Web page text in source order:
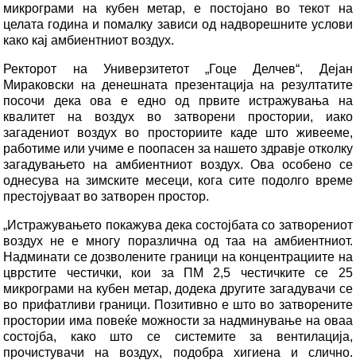
микрограми на кубен метар, е постојано во текот на
целата година и помалку зависи од надворешните услови
како кај амбиентниот воздух.
Ректорот на Универзитетот „Гоце Делчев“, Дејан
Мираковски на денешната презентација на резултатите
посочи дека ова е едно од првите истражувања на
квалитет на воздух во затворени простории, иако
загадениот воздух во просториите каде што живееме,
работиме или учиме е поопасен за нашето здравје отколку
загадувањето на амбиентниот воздух. Ова особено се
однесува на зимските месеци, кога сите подолго време
престојуваат во затворен простор.
„Истражувањето покажува дека состојбата со затворениот
воздух не е многу поразлична од таа на амбиентниот.
Надминати се дозволените граници на концентрациите на
цврстите честички, кои за ПМ 2,5 честичките се 25
микрограми на кубен метар, додека другите загадувачи се
во прифатливи граници. Позитивно е што во затворените
простории има повеќе можности за надминување на оваа
состојба, како што се системите за вентилација,
прочистувачи на воздух, подобра хигиена и слично.